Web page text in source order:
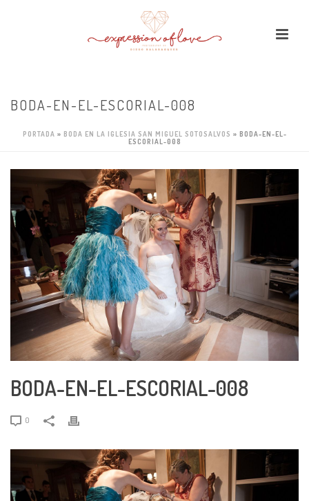
BODA-EN-EL-ESCORIAL-008
PORTADA » BODA EN LA IGLESIA SAN MIGUEL SOTOSALVOS » BODA-EN-EL-
ESCORIAL-008
BODA-EN-EL-ESCORIAL-008
0